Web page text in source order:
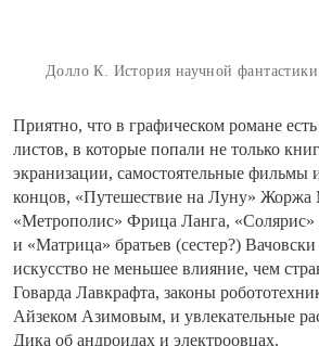
Долло К. История научной
Приятно, что в графическом романе есть
листов, в которые попали не только
экранизации, самостоятельные фильмы
концов, «Путешествие на Луну» Жоржа
«Метрополис» Фрица Ланга, «Солярис»
и «Матрица» братьев (сестер?) Вачовски
искусство не меньшее влияние, чем
Говарда Лавкрафта, законы
Айзеком Азимовым, и увлекательные
Дика об андроидах и электроовцах.